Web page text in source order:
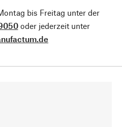
bis Freitag unter der
oder jederzeit unter